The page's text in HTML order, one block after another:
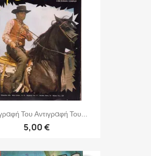
Του Αντιγραφή Του...
5,00 €